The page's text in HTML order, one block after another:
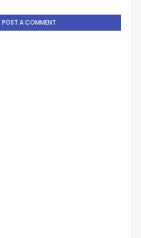
POST A COMMENT